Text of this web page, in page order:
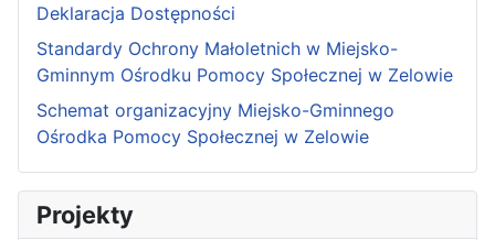
Deklaracja Dostępności
Standardy Ochrony Małoletnich w Miejsko-
Gminnym Ośrodku Pomocy Społecznej w Zelowie
Schemat organizacyjny Miejsko-Gminnego
Ośrodka Pomocy Społecznej w Zelowie
Projekty